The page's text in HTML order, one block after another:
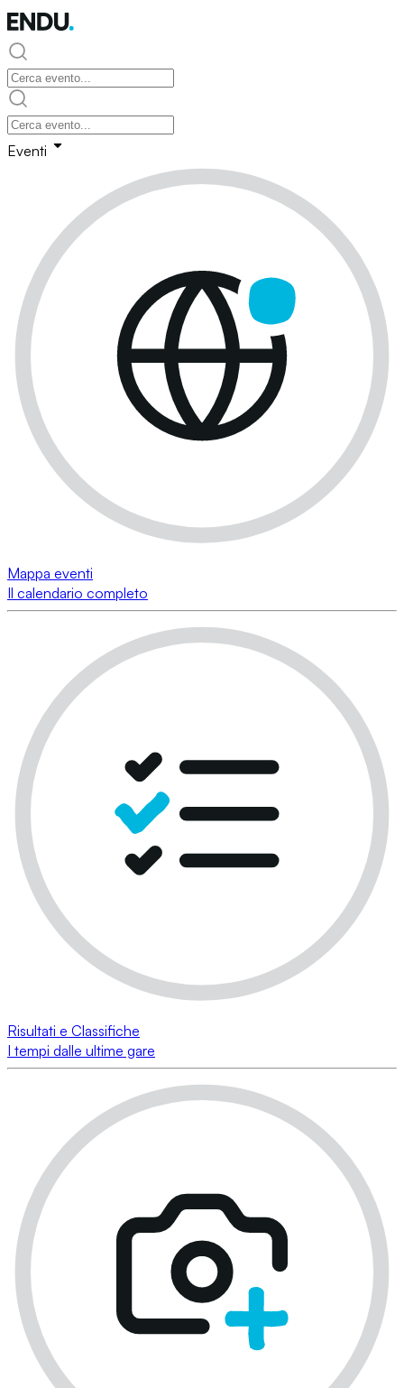
Eventi
Mappa eventi
Il calendario completo
Risultati e Classifiche
I tempi dalle ultime gare